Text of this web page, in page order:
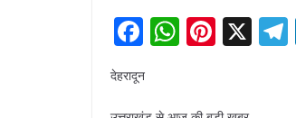
F
c
W Pi X
देहरादून